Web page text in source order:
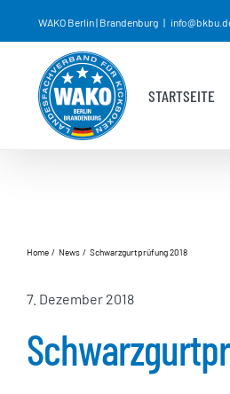
Inhalt
springen
WAKO Berlin | Brandenburg |
STARTSEITE
Home News Schwarzgurtprüfung 2018
7. Dezember 2018